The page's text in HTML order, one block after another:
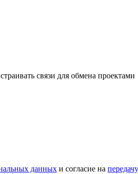
связи для обмена проектами
данных и согласие на